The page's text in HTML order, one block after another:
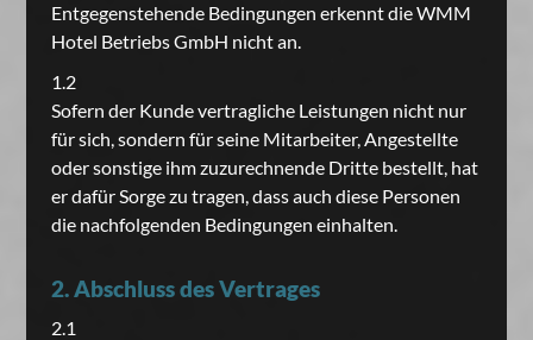
Entgegenstehende Bedingungen erkennt die WMM
Hotel Betriebs GmbH nicht an.
1.2
Sofern der Kunde vertragliche Leistungen nicht nur
für sich, sondern für seine Mitarbeiter, Angestellte
oder sonstige ihm zuzurechnende Dritte bestellt, hat
er dafür Sorge zu tragen, dass auch diese Personen
die nachfolgenden Bedingungen einhalten.
2. Abschluss des Vertrages
2.1